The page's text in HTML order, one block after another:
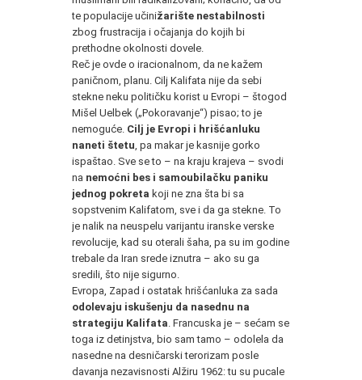
te populacije učinižarište nestabilnosti
zbog frustracija i očajanja do kojih bi
prethodne okolnosti dovele.
Reč je ovde o iracionalnom, da ne kažem
paničnom, planu. Cilj Kalifata nije da sebi
stekne neku političku korist u Evropi – štogod
Mišel Uelbek („Pokoravanje“) pisao; to je
nemoguće. Cilj je Evropi i hrišćanluku
naneti štetu , pa makar je kasnije gorko
ispaštao. Sve se to – na kraju krajeva – svodi
na nemoćni bes i samoubilačku paniku
jednog pokreta koji ne zna šta bi sa
sopstvenim Kalifatom, sve i da ga stekne. To
je nalik na neuspelu varijantu iranske verske
revolucije, kad su oterali šaha, pa su im godine
trebale da Iran srede iznutra – ako su ga
sredili, što nije sigurno.
Evropa, Zapad i ostatak hrišćanluka za sada
odolevaju iskušenju da nasednu na
strategiju Kalifata . Francuska je – sećam se
toga iz detinjstva, bio sam tamo – odolela da
nasedne na desničarski terorizam posle
davanja nezavisnosti Alžiru 1962: tu su pucale